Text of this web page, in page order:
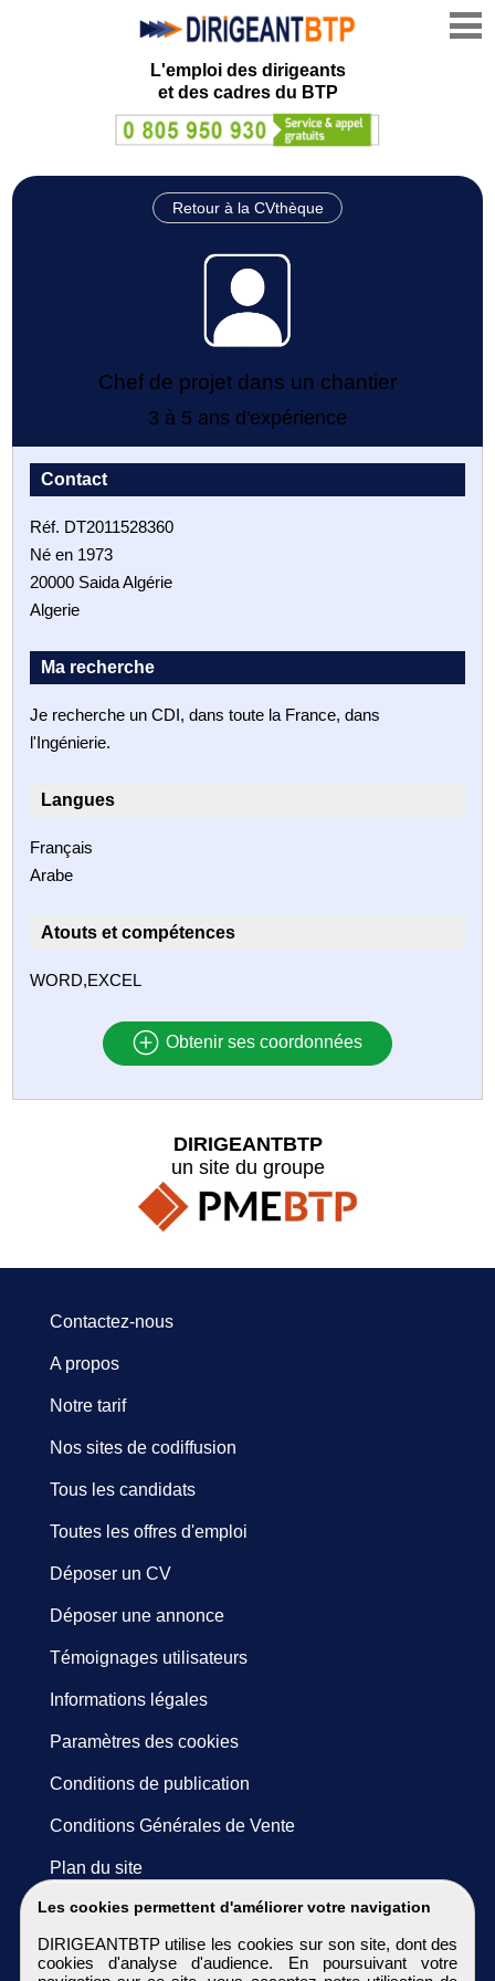
L'emploi des dirigeants
et des cadres du BTP
Retour à la CVthèque
Chef de projet dans un chantier
3 à 5 ans d'expérience
Contact
Réf. DT2011528360
Né en 1973
20000 Saida Algérie
Algerie
Ma recherche
Je recherche un CDI, dans toute la France, dans
l'Ingénierie.
Langues
Français
Arabe
Atouts et compétences
WORD,EXCEL
Obtenir ses coordonnées
Les cookies permettent d'améliorer votre navigation
DIRIGEANTBTP utilise les cookies sur son site, dont des
cookies d'analyse d'audience. En poursuivant votre
DIRIGEANTBTP
un site du groupe
Contactez-nous
A propos
Notre tarif
Nos sites de codiffusion
Tous les candidats
Toutes les offres d'emploi
Déposer un CV
Déposer une annonce
Témoignages utilisateurs
Informations légales
Paramètres des cookies
Conditions de publication
Conditions Générales de Vente
Plan du site